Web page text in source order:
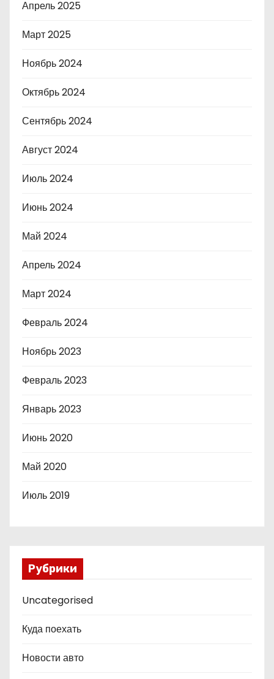
Апрель 2025
Март 2025
Ноябрь 2024
Октябрь 2024
Сентябрь 2024
Август 2024
Июль 2024
Июнь 2024
Май 2024
Апрель 2024
Март 2024
Февраль 2024
Ноябрь 2023
Февраль 2023
Январь 2023
Июнь 2020
Май 2020
Июль 2019
Рубрики
Uncategorised
Куда поехать
Новости авто